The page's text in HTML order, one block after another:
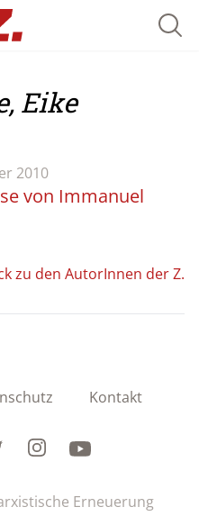
Eike
2010
von Immanuel
zu den AutorInnen der Z.
Kontakt
InstagramYoutube
Erneuerung